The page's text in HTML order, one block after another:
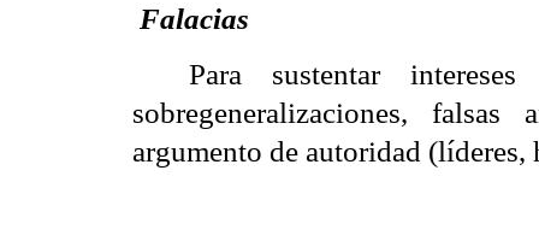
Falacias
Para sustentar
sobregeneralizaciones,
argumento de autoridad (líderes,